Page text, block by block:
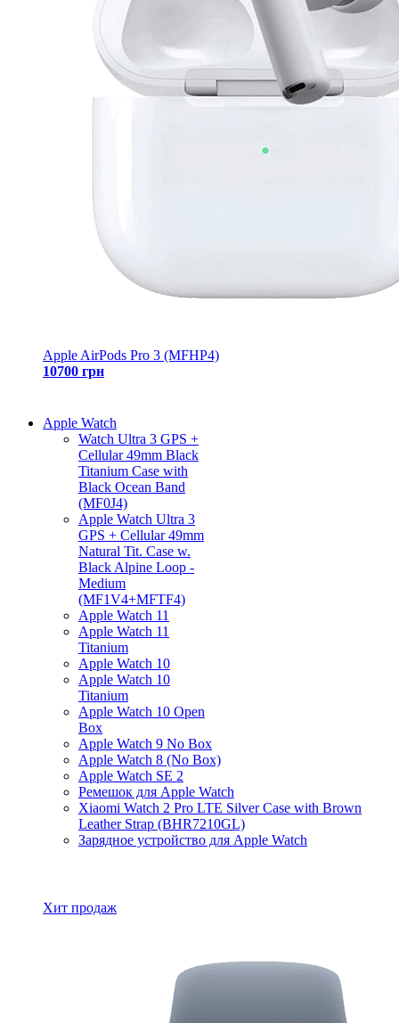
Apple AirPods Pro 3 (MFHP4)
10700 грн
Apple Watch
Watch Ultra 3 GPS +
Cellular 49mm Black
Titanium Case with
Black Ocean Band
(MF0J4)
Apple Watch Ultra 3
GPS + Cellular 49mm
Natural Tit. Case w.
Black Alpine Loop -
Medium
(MF1V4+MFTF4)
Apple Watch 11
Apple Watch 11
Titanium
Apple Watch 10
Apple Watch 10
Titanium
Apple Watch 10 Open
Box
Apple Watch 9 No Box
Apple Watch 8 (No Box)
Apple Watch SE 2
Ремешок для Apple Watch
Xiaomi Watch 2 Pro LTE Silver Case with Brown
Leather Strap (BHR7210GL)
Зарядное устройство для Apple Watch
Хит продаж